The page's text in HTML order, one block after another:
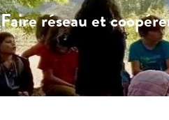
Faire réseau et